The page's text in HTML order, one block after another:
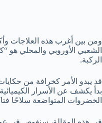
ومن بين أغرب هذه العلاجات
الشعبي الأوروبي والمحلي هو
الركبة.
قد يبدو الأمر كخرافة من
بدأ يكشف عن الأسرار
الخضروات المتواضعة سلاحًا